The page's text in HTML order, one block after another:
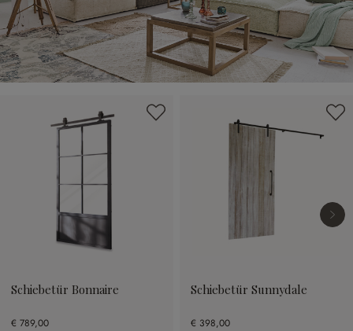
Schiebetür Bonnaire
€ 789,00
Schiebetür Sunnydale
€ 398,00